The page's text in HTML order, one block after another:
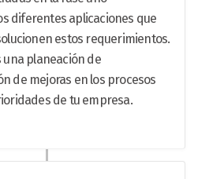
diferentes aplicaciones que
estos requerimientos.
una planeación de
de mejoras en los procesos
de tu empresa.